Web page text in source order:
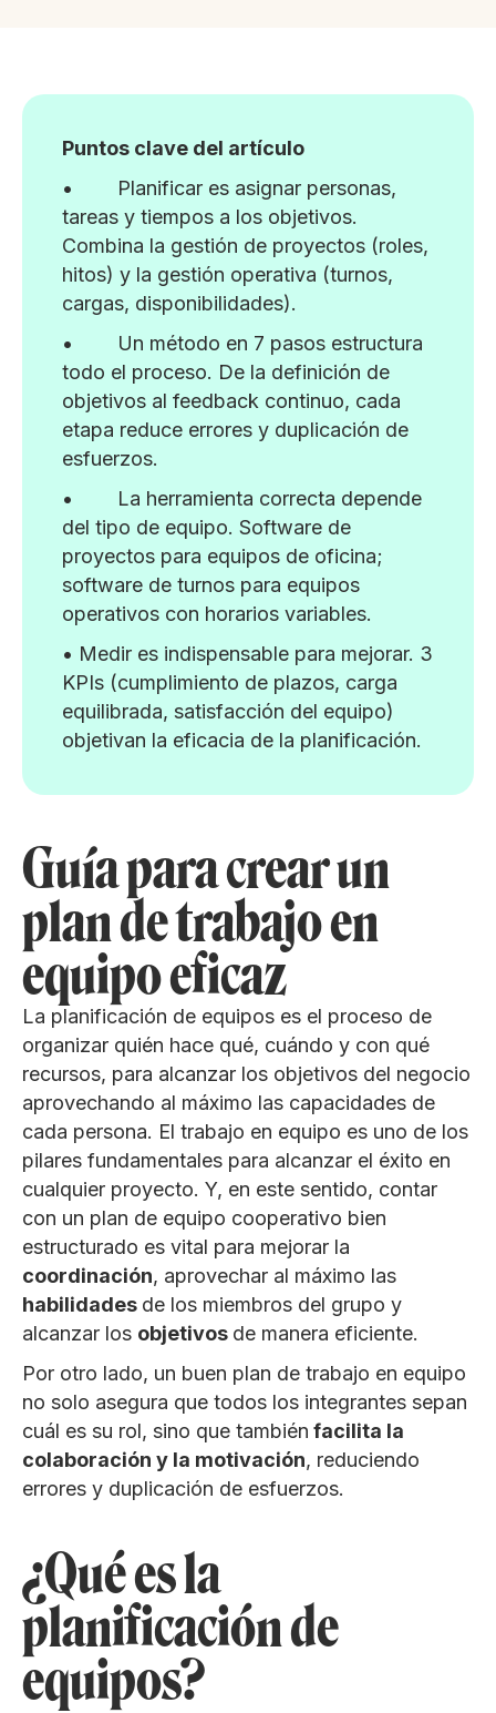
Puntos clave del artículo
• Planificar es asignar personas,
tareas y tiempos a los objetivos.
Combina la gestión de proyectos (roles,
hitos) y la gestión operativa (turnos,
cargas, disponibilidades).
• Un método en 7 pasos estructura
todo el proceso. De la definición de
objetivos al feedback continuo, cada
etapa reduce errores y duplicación de
esfuerzos.
• La herramienta correcta depende
del tipo de equipo. Software de
proyectos para equipos de oficina;
software de turnos para equipos
operativos con horarios variables.
• Medir es indispensable para mejorar. 3
KPIs (cumplimiento de plazos, carga
equilibrada, satisfacción del equipo)
objetivan la eficacia de la planificación.
Guía para crear un
plan de trabajo en
equipo eficaz
La planificación de equipos es el proceso de
organizar quién hace qué, cuándo y con qué
recursos, para alcanzar los objetivos del negocio
aprovechando al máximo las capacidades de
cada persona. El trabajo en equipo es uno de los
pilares fundamentales para alcanzar el éxito en
cualquier proyecto. Y, en este sentido, contar
con un plan de equipo cooperativo bien
estructurado es vital para mejorar la
coordinación, aprovechar al máximo las
habilidades de los miembros del grupo y
alcanzar los objetivos de manera eficiente.
Por otro lado, un buen plan de trabajo en equipo
no solo asegura que todos los integrantes sepan
cuál es su rol, sino que también facilita la
colaboración y la motivación, reduciendo
errores y duplicación de esfuerzos.
¿Qué es la
planificación de
equipos?